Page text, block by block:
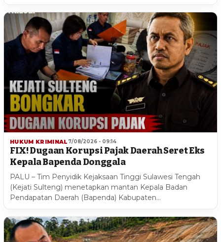
HUKUM KRIMINAL 7/08/2026 - 09:14
FIX! Dugaan Korupsi Pajak Daerah Seret Eks
Kepala Bapenda Donggala
PALU – Tim Penyidik Kejaksaan Tinggi Sulawesi Tengah
(Kejati Sulteng) menetapkan mantan Kepala Badan
Pendapatan Daerah (Bapenda) Kabupaten…